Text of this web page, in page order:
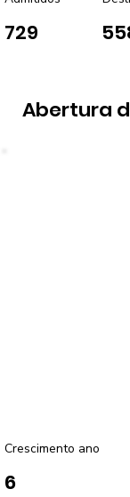
729
Abertura
6
Crescimento ano